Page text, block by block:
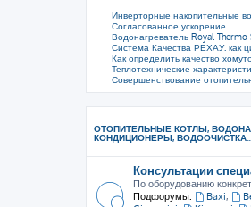
Инверторные накопительные
Согласованное ускорение
Водонагреватель Royal Thermo
Система Качества РЕХАУ: как
Как определить качество
Теплотехнические
Совершенствование
ОТОПИТЕЛЬНЫЕ КОТЛЫ,
КОНДИЦИОНЕРЫ, ВОДООЧИСТКА...
Консультации
По оборудованию
Подфорумы:
Baxi,